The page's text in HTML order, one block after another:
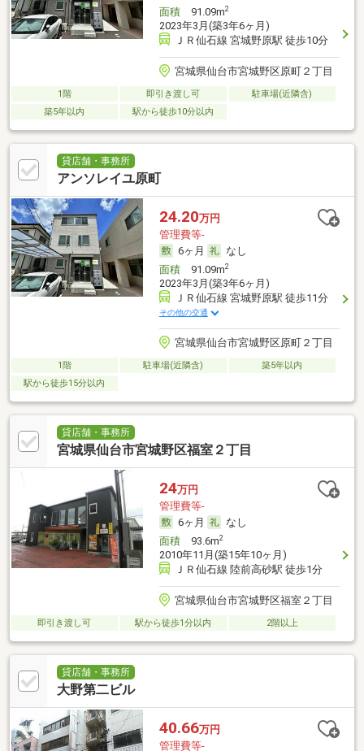
面積91.09m2
2023年3月(築3年6ヶ月)
ＪＲ仙石線 宮城野原駅 徒歩10分
宮城県仙台市宮城野区原町２丁目
1階 即引き渡し可
駐車場(近隣含)
築5年以内
駅から徒歩10分以内
貸店舗・事務所
アンソレイユ原町
24.20万円
管理費等-
6ヶ月
なし
面積91.09m2
2023年3月(築3年6ヶ月)
ＪＲ仙石線 宮城野原駅 徒歩11分
その他の交通
宮城県仙台市宮城野区原町２丁目
1階 駐車場(近隣含)
築5年以内
駅から徒歩15分以内
貸店舗・事務所
宮城県仙台市宮城野区福室２丁目
24万円
管理費等-
6ヶ月
なし
面積93.6m2
2010年11月(築15年10ヶ月)
ＪＲ仙石線 陸前高砂駅 徒歩1分
宮城県仙台市宮城野区福室２丁目
即引き渡し可 駅から徒歩1分以内 2階以上
貸店舗・事務所
大野第二ビル
40.66万円
管理費等-